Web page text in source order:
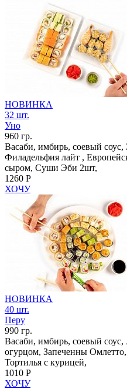
НОВИНКА
32 шт.
Уно
960 гр.
Васаби, имбирь, соевый
Филадельфия лайт ,
сыром, Суши Эби 2шт,
1260 Р
ХОЧУ
НОВИНКА
40 шт.
Перу
990 гр.
Васаби, имбирь, соевый
огурцом, Запеченны
Тортилья с курицей,
1010 Р
ХОЧУ